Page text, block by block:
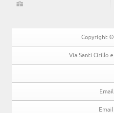
Copyright ©
Via Santi Cirillo